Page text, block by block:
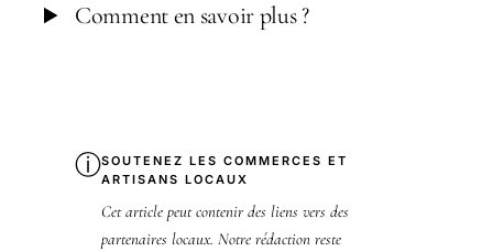
Comment en savoir plus ?
ⓘSOUTENEZ LES COMMERCES ET
ARTISANS LOCAUX
Cet article peut contenir des liens vers des
partenaires locaux. Notre rédaction reste